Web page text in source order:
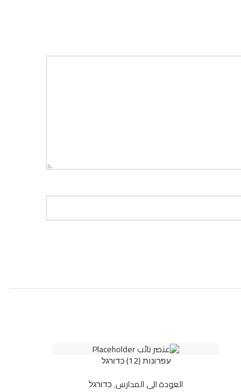
עפרונות (12) כדורגל
العودة الى المدارس,כדורגל